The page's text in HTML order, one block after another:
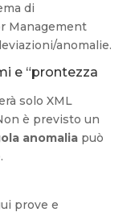
di
Management
anomalie.
e “prontezza
solo XML
è previsto un
anomalia può
prove e